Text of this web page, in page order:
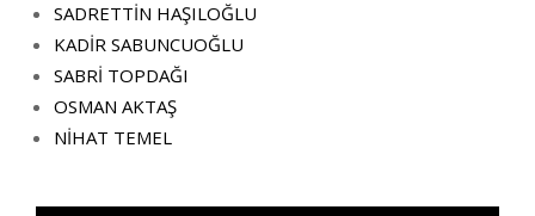
SADRETTİN HAŞILOĞLU
KADİR SABUNCUOĞLU
SABRİ TOPDAĞI
OSMAN AKTAŞ
NİHAT TEMEL